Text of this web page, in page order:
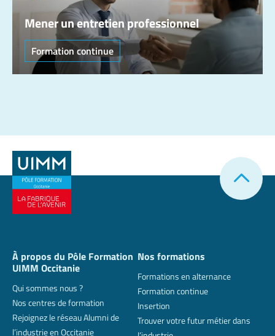
Mener un entretien professionnel
Formation continue
À propos du Pôle Formation
UIMM Occitanie
Qui sommes nous ?
Nos centres de formation
Rejoignez le réseau Alumni de
l’industrie en Occitanie
Nos formations
Formations en alternance
Formation continue
Insertion
Trouver votre futur métier dans